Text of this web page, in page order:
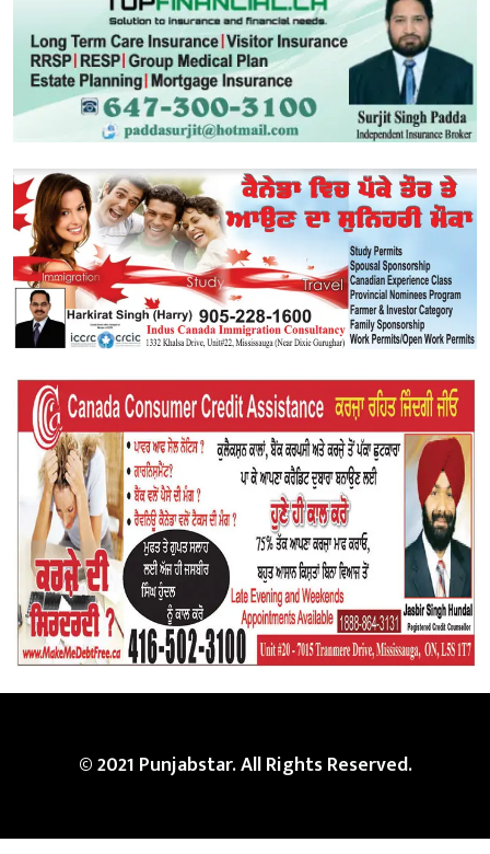
© 2021 Punjabstar. All Rights Reserved.